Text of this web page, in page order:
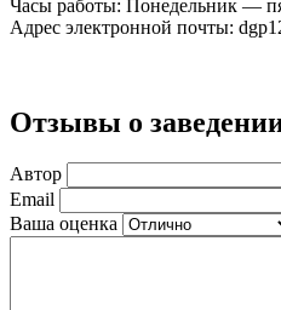
Часы работы: Понедельник —
Адрес электронной почты:
Отзывы о
Автор
Email
Ваша оценка